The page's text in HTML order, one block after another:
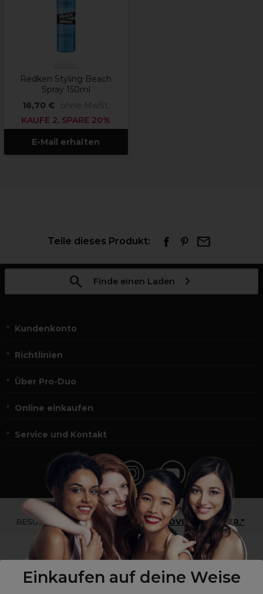
Einkaufen auf deine Weise
Redken Styling Beach
Spray 150ml
16,70 €
ohne MwSt.
KAUFE 2, SPARE 20%
E-Mail erhalten
Teile dieses Produkt:
Finde einen Laden
Kundenkonto
Richtlinien
Über Pro-Duo
Online einkaufen
Service und Kontakt
*Du bist kein Profikunde?
BESUCHE
UNSERE WEBSEITE FÜR ENDVERBRAUCHER.*